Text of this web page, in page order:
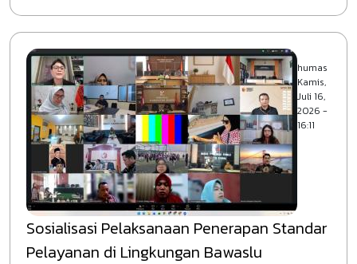
humas
Kamis,
Juli 16,
2026 -
16:11
Sosialisasi Pelaksanaan Penerapan Standar
Pelayanan di Lingkungan Bawaslu